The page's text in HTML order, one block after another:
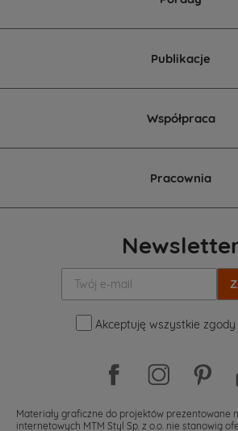
Publikacje
Współpraca
Pracownia
mail:
Akceptuję wszystkie zgody
Materiały graficzne do projektów prezentowane
internetowych MTM Styl Sp. z o.o. nie stanowią